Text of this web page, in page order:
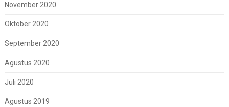
November 2020
Oktober 2020
September 2020
Agustus 2020
Juli 2020
Agustus 2019